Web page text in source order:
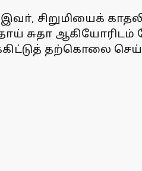
சிறுமியைக்
சுதா
தற்கொலை